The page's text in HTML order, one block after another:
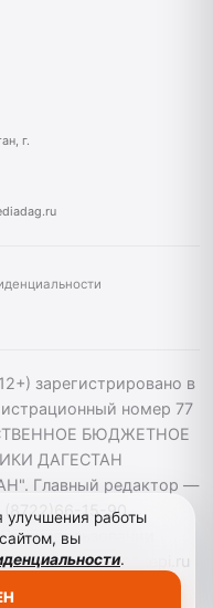
г.
зарегистрировано в
номер 77
БЮДЖЕТНОЕ
ДАГЕСТАН
Главный редактор —
(8722)66-15-90
использовании
на golosstepi.ru
работы
вы
.